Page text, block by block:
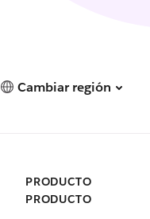
Cambiar región
PRODUCTO
PRODUCTO